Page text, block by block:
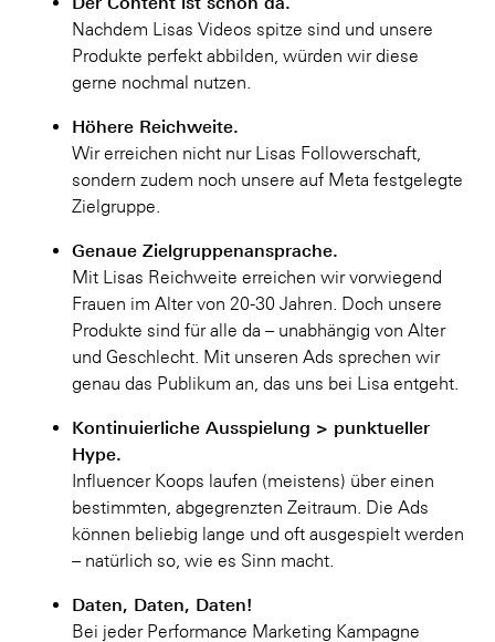
Nachdem Lisas Videos spitze sind und unsere
Produkte perfekt abbilden, würden wir diese
gerne nochmal nutzen.
Höhere Reichweite.
Wir erreichen nicht nur Lisas Followerschaft,
sondern zudem noch unsere auf Meta festgelegte
Zielgruppe.
Genaue Zielgruppenansprache.
Mit Lisas Reichweite erreichen wir vorwiegend
Frauen im Alter von 20-30 Jahren. Doch unsere
Produkte sind für alle da – unabhängig von Alter
und Geschlecht. Mit unseren Ads sprechen wir
genau das Publikum an, das uns bei Lisa entgeht.
Kontinuierliche Ausspielung > punktueller
Hype.
Influencer Koops laufen (meistens) über einen
bestimmten, abgegrenzten Zeitraum. Die Ads
können beliebig lange und oft ausgespielt werden
– natürlich so, wie es Sinn macht.
Daten, Daten, Daten!
Bei jeder Performance Marketing Kampagne